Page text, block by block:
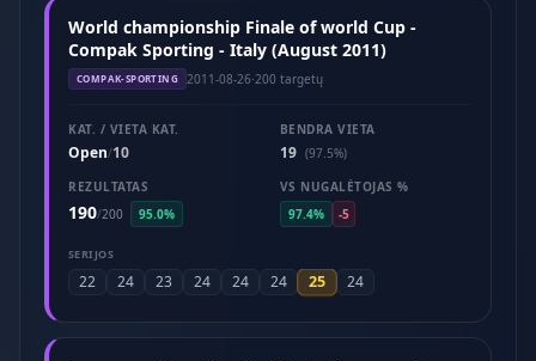
World championship Finale of world Cup -
Compak Sporting - Italy (August 2011)
COMPAK-SPORTING 2011-08-26·200 targetų
KAT. / VIETA KAT.
Open/10
BENDRA VIETA
19 (97.5%)
REZULTATAS
190/200 95.0%
VS NUGALĖTOJAS %
97.4%
-5
SERIJOS
22 24 23 24 24 24 25 24